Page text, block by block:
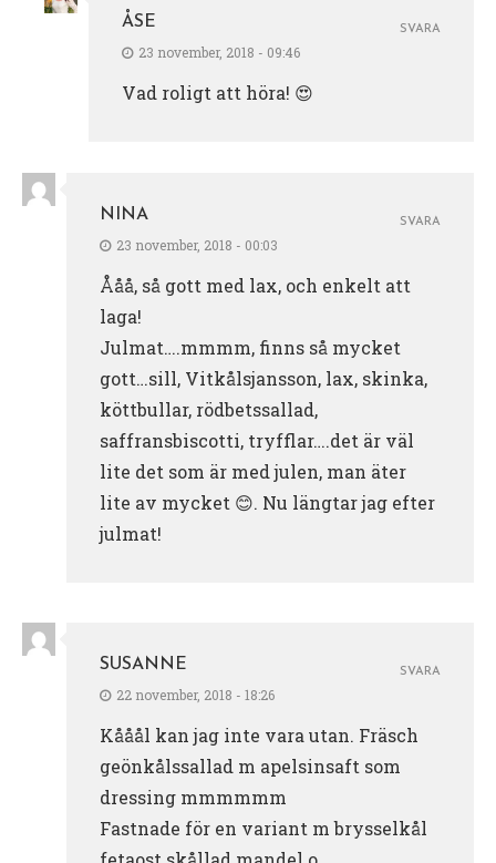
ÅSE
23 november, 2018 - 09:46
Vad roligt att höra! 😍
SVARA
NINA
23 november, 2018 - 00:03
Ååå, så gott med lax, och enkelt att
laga!
Julmat….mmmm, finns så mycket
gott…sill, Vitkålsjansson, lax, skinka,
köttbullar, rödbetssallad,
saffransbiscotti, tryfflar….det är väl
lite det som är med julen, man äter
lite av mycket 😊. Nu längtar jag efter
julmat!
SVARA
SUSANNE
22 november, 2018 - 18:26
Kååål kan jag inte vara utan. Fräsch
geönkålssallad m apelsinsaft som
dressing mmmmmm
Fastnade för en variant m brysselkål
SVARA